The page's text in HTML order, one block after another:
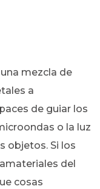
mezcla de
a
de guiar los
o la luz
objetos. Si los
del
cosas